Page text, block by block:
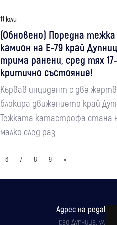
11 юли
(Обновено) Поредна
камион на Е-79 край
трима ранени, сред тях
критично състояние!
Кървав инцидент с две
блокира движението край
Тежката катастрофа стана
малко след раз
6 7 8 9 »
Адрес на
Град Дупница,